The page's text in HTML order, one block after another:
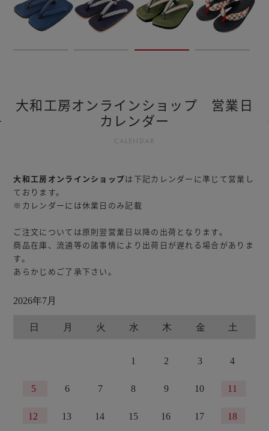
大和工房オンラインショップ 営業日
カレンダー
CALENDAR
大和工房オンラインショップは下記カレンダーに準じて営業し
ております。
※カレンダーには休業日のみ記載
ご注文については原則翌営業日以降の出荷となります。
商品在庫、流通等の諸事情により出荷日が遅れる場合がありま
す。
あらかじめご了承下さい。